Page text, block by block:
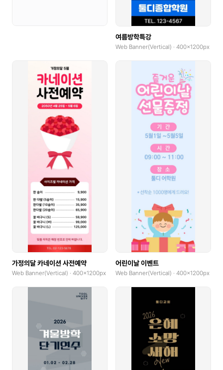
여름방학특강
Web Banner(Vertical) · 400x1200px
가정의달 카네이션 사전예약
Web Banner(Vertical) · 400x1200px
어린이날 이벤트
Web Banner(Vertical) · 400x1200px
Pop-up
Product Detail Pages(PDP)
GoodNotes(Portrait)
GoodNotes(Landscape)
Community Banner
Book Cover
Web Banner(Horizontal)
Web Banner(Vertical)
Blog Graphic
Poster(Portrait)
Poster(Landscape)